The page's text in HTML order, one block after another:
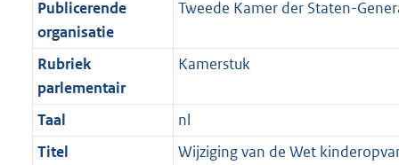
Publicerende
organisatie
Tweede Kamer der Staten-
Rubriek
parlementair
Kamerstuk
Taal
nl
Titel
Wijziging van de Wet